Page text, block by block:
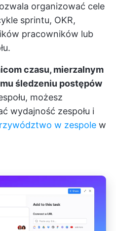
organizować cele
sprintu, OKR,
pracowników lub
czasu, mierzalnym
śledzeniu postępów
możesz
wydajność zespołu i
w zespole w